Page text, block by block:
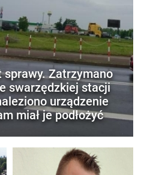
Zatrzymano
swarzędzkiej stacji
urządzenie
miał je podłożyć